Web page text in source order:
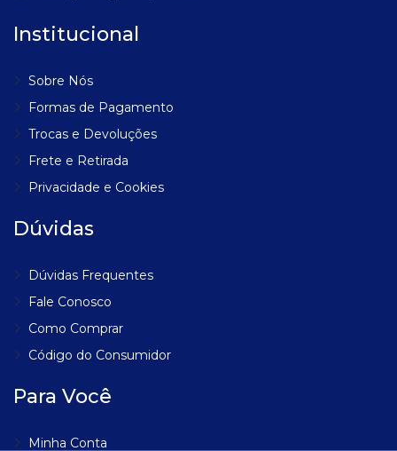
Institucional
Sobre Nós
Formas de Pagamento
Trocas e Devoluções
Frete e Retirada
Privacidade e Cookies
Dúvidas
Dúvidas Frequentes
Fale Conosco
Como Comprar
Código do Consumidor
Para Você
Minha Conta